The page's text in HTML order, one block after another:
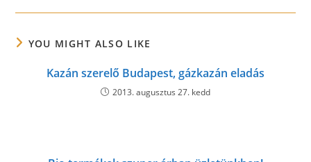
new new new
YOU MIGHT ALSO LIKE
Kazán szerelő Budapest, gázkazán eladás
2013. augusztus 27. kedd